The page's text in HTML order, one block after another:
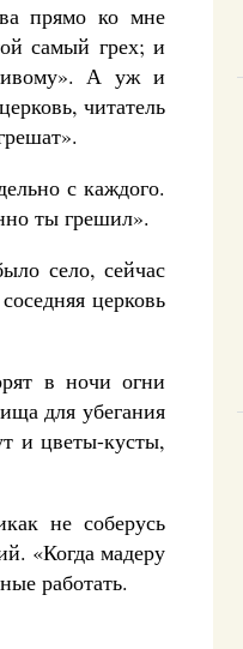
прямо ко мне
самый грех; и
А уж и
читатель
с каждого.
ты грешил».
село, сейчас
церковь
в ночи огни
для убегания
и цветы-кусты,
не соберусь
«Когда мадеру
работать.